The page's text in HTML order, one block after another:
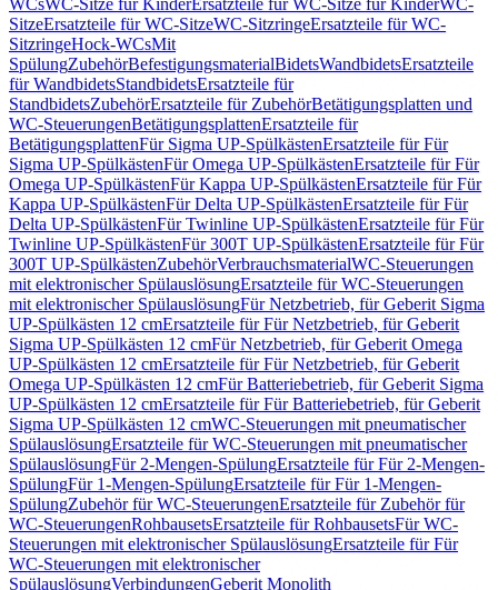
WCsWC-Sitze für KinderErsatzteile für WC-Sitze für KinderWC-
SitzeErsatzteile für WC-SitzeWC-SitzringeErsatzteile für WC-
SitzringeHock-WCsMit
SpülungZubehörBefestigungsmaterialBidetsWandbidetsErsatzteile
für WandbidetsStandbidetsErsatzteile für
StandbidetsZubehörErsatzteile für ZubehörBetätigungsplatten und
WC-SteuerungenBetätigungsplattenErsatzteile für
BetätigungsplattenFür Sigma UP-SpülkästenErsatzteile für Für
Sigma UP-SpülkästenFür Omega UP-SpülkästenErsatzteile für Für
Omega UP-SpülkästenFür Kappa UP-SpülkästenErsatzteile für Für
Kappa UP-SpülkästenFür Delta UP-SpülkästenErsatzteile für Für
Delta UP-SpülkästenFür Twinline UP-SpülkästenErsatzteile für Für
Twinline UP-SpülkästenFür 300T UP-SpülkästenErsatzteile für Für
300T UP-SpülkästenZubehörVerbrauchsmaterialWC-Steuerungen
mit elektronischer SpülauslösungErsatzteile für WC-Steuerungen
mit elektronischer SpülauslösungFür Netzbetrieb, für Geberit Sigma
UP-Spülkästen 12 cmErsatzteile für Für Netzbetrieb, für Geberit
Sigma UP-Spülkästen 12 cmFür Netzbetrieb, für Geberit Omega
UP-Spülkästen 12 cmErsatzteile für Für Netzbetrieb, für Geberit
Omega UP-Spülkästen 12 cmFür Batteriebetrieb, für Geberit Sigma
UP-Spülkästen 12 cmErsatzteile für Für Batteriebetrieb, für Geberit
Sigma UP-Spülkästen 12 cmWC-Steuerungen mit pneumatischer
SpülauslösungErsatzteile für WC-Steuerungen mit pneumatischer
SpülauslösungFür 2-Mengen-SpülungErsatzteile für Für 2-Mengen-
SpülungFür 1-Mengen-SpülungErsatzteile für Für 1-Mengen-
SpülungZubehör für WC-SteuerungenErsatzteile für Zubehör für
WC-SteuerungenRohbausetsErsatzteile für RohbausetsFür WC-
Steuerungen mit elektronischer SpülauslösungErsatzteile für Für
WC-Steuerungen mit elektronischer
SpülauslösungVerbindungenGeberit Monolith